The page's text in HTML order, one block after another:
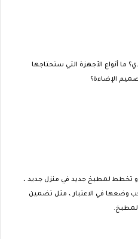
أنواع الأجهزة التي ستحتاجها
الإضاءة؟
تخطط لمطبخ جديد في منزل جديد ،
وضعها في الاعتبار ، مثل تضمين